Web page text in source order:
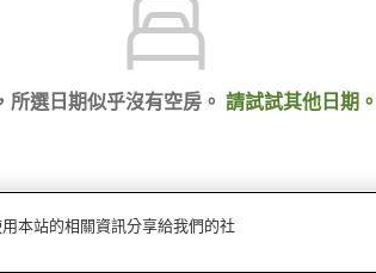
所選日期似乎沒有空房。 請試試其他日期。
本站的相關資訊分享給我們的社